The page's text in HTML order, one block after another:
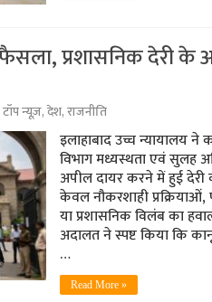
प्रशासनिक देरी के
टॉप न्यूज़,देश,राजनीति
इलाहाबाद उच्च न्यायालय ने
विभाग मध्यस्थता एवं सुलह
अपील दायर करने में हुई
केवल नौकरशाही
या प्रशासनिक विलंब का
अदालत ने स्पष्ट किया कि
…
Read More »